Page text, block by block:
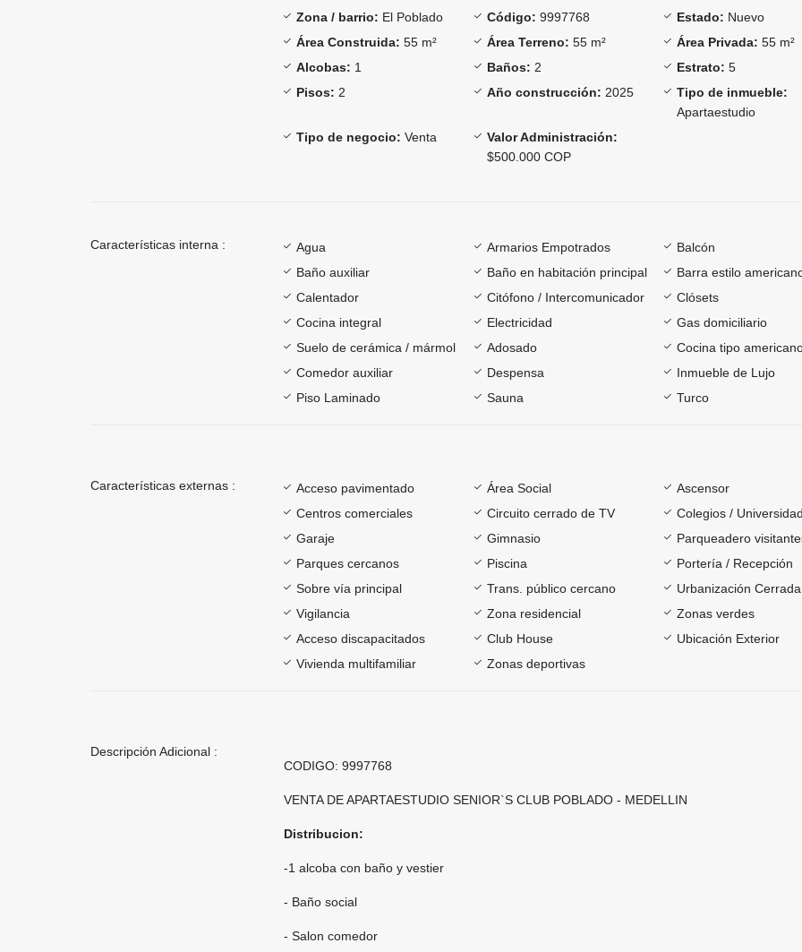
Zona / barrio: El Poblado Código: 9997768 Estado: Nuevo
Área Construida: 55 m² Área Terreno: 55 m² Área Privada: 55 m²
Alcobas: 1 Baños: 2 Estrato: 5
Pisos: 2 Año construcción: 2025
Tipo de inmueble:
Apartaestudio
Tipo de negocio: Venta
Valor Administración:
$500.000 COP
Características interna : Agua Armarios Empotrados
Balcón
Baño auxiliar
Baño en habitación principal
Barra estilo
Calentador
Citófono / Intercomunicador
Clósets
Cocina integral
Electricidad
Gas domiciliario
Suelo de cerámica / mármol
Adosado
Cocina tipo
Comedor auxiliar
Despensa
Inmueble de Lujo
Piso Laminado
Sauna Turco
Características externas : Acceso pavimentado Área Social
Ascensor
Centros comerciales
Circuito cerrado de TV
Colegios /
Garaje
Gimnasio
Parqueadero
Parques cercanos
Piscina
Portería / Recepción
Sobre vía principal
Trans. público cercano
Urbanización Cerrada
Vigilancia
Zona residencial
Zonas verdes
Acceso discapacitados
Club House
Ubicación Exterior
Vivienda multifamiliar
Zonas deportivas
Descripción Adicional :
CODIGO: 9997768
VENTA DE APARTAESTUDIO SENIOR`S CLUB POBLADO - MEDELLIN
Distribucion:
-1 alcoba con baño y vestier
- Baño social
- Salon comedor